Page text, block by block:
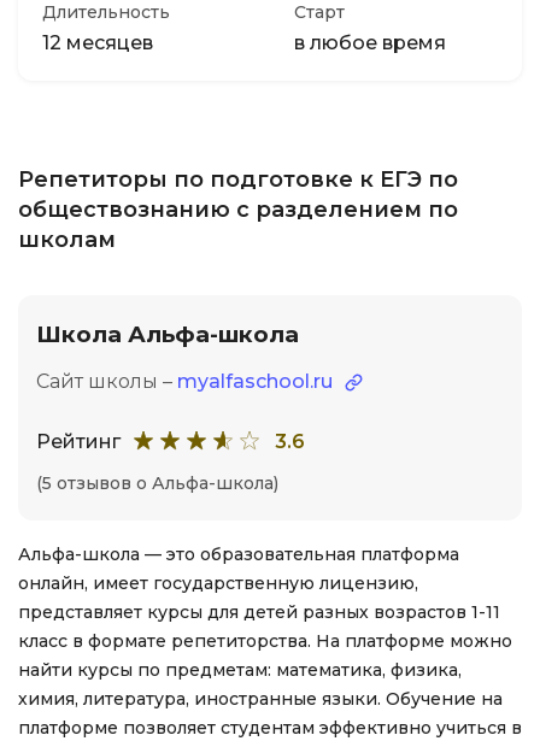
Длительность
12 месяцев
Старт
в любое время
Репетиторы по подготовке к ЕГЭ по
обществознанию с разделением по
школам
Школа Альфа-школа
Сайт школы – myalfaschool.ru
Рейтинг 3.6
(5 отзывов о Альфа-школа)
Альфа-школа — это образовательная платформа
онлайн, имеет государственную лицензию,
представляет курсы для детей разных возрастов 1-11
класс в формате репетиторства. На платформе можно
найти курсы по предметам: математика, физика,
химия, литература, иностранные языки. Обучение на
платформе позволяет студентам эффективно учиться в